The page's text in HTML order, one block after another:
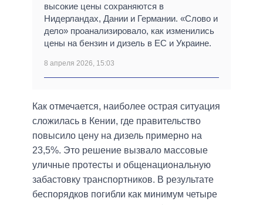
высокие цены сохраняются в
Нидерландах, Дании и Германии. «Слово и
дело» проанализировало, как изменились
цены на бензин и дизель в ЕС и Украине.
8 апреля 2026, 15:03
Как отмечается, наиболее острая ситуация
сложилась в Кении, где правительство
повысило цену на дизель примерно на
23,5%. Это решение вызвало массовые
уличные протесты и общенациональную
забастовку транспортников. В результате
беспорядков погибли как минимум четыре